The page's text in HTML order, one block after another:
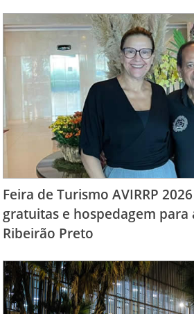
Feira de Turismo AVIRRP
gratuitas e hospedagem para
Ribeirão Preto